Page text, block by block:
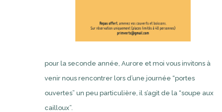
pour la seconde année, Aurore et moi vous invitons à
venir nous rencontrer lors d’une journée “portes
ouvertes” un peu particulière, il s’agit de la “soupe aux
cailloux”.